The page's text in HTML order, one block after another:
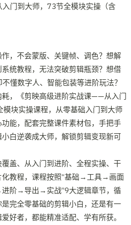
，不会蒙版、关键帧、调色？想解
统教程，无法突破剪辑瓶颈？想借
懂数字人、智能包装等进阶玩法？
耗，《剪映高级进阶实战课——从入门
块实操课程，从零基础入门到大师
能，配套完整课件素材包，手把手
白逆袭成大师，解锁剪辑变现新可
盖、从入门到进阶、全程实操、干
化教程，课程按照“基础→工具→画面
阶→导出→实战”9大逻辑章节，循
完全零基础的剪辑小白，还是有一
好者，都能精准适配、学有所获。